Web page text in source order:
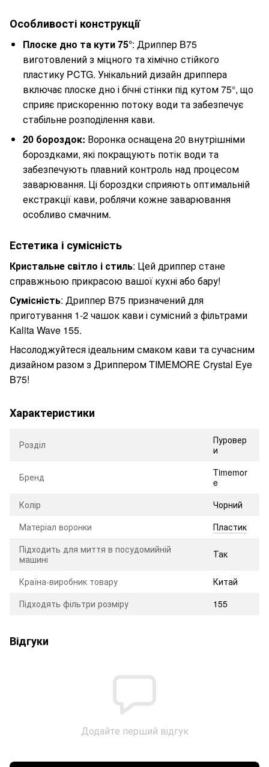
Особливості конструкції
Плоске дно та кути 75°: Дриппер B75
виготовлений з міцного та хімічно стійкого
пластику PCTG. Унікальний дизайн дриппера
включає плоске дно і бічні стінки під кутом 75°, що
сприяє прискоренню потоку води та забезпечує
стабільне розподілення кави.
20 бороздок: Воронка оснащена 20 внутрішніми
бороздками, які покращують потік води та
забезпечують плавний контроль над процесом
заварювання. Ці бороздки сприяють оптимальній
екстракції кави, роблячи кожне заварювання
особливо смачним.
Естетика і сумісність
Кристальне світло і стиль: Цей дриппер стане
справжньою прикрасою вашої кухні або бару!
Сумісність: Дриппер B75 призначений для
приготування 1-2 чашок кави і сумісний з фільтрами
Kalita Wave 155.
Насолоджуйтеся ідеальним смаком кави та сучасним
дизайном разом з Дриппером TIMEMORE Crystal Eye
B75!
Характеристики
Розділ
Пуровер
и
Бренд
Timemor
e
Колір
Чорний
Матеріал воронки
Пластик
Підходить для миття в посудомийній
машині
Так
Країна-виробник товару
Китай
Підходять фільтри розміру
155
Відгуки
Додайте перший відгук